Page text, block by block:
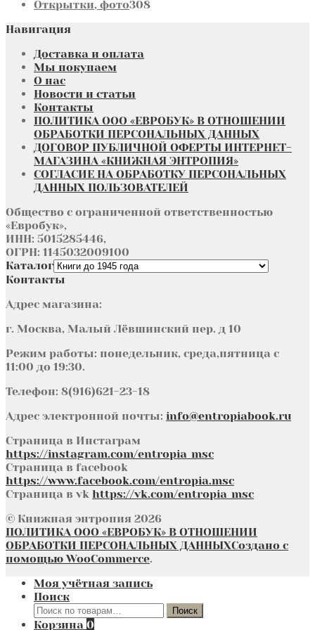
Открытки, фото308308
Навигация
Доставка и оплата
Мы покупаем
О нас
Новости и статьи
Контакты
ПОЛИТИКА ООО «ЕВРОБУК» В ОТНОШЕНИИ
ОБРАБОТКИ ПЕРСОНАЛЬНЫХ ДАННЫХ
ДОГОВОР ПУБЛИЧНОЙ ОФЕРТЫ ИНТЕРНЕТ-
МАГАЗИНА «КНИЖНАЯ ЭНТРОПИЯ»
СОГЛАСИЕ НА ОБРАБОТКУ ПЕРСОНАЛЬНЫХ
ДАННЫХ ПОЛЬЗОВАТЕЛЕЙ
Общество с ограниченной ответственностью
«Евробук»,
ИНН: 5015285446,
ОГРН: 1145032009100
Каталог
Контакты
Адрес магазина:
г. Москва, Малый Лёвшинский пер. д 10
Режим работы: понедельник, среда,пятница с
11:00 до 19:30.
Телефон: 8(916)621-23-18
Адрес электронной почты: info@entropiabook.ru
Страница в Инстаграм
https://instagram.com/entropia_msc
Страница в facebook
https://www.facebook.com/entropia.msc
Страница в vk https://vk.com/entropia_msc
© Книжная энтропия 2026
ПОЛИТИКА ООО «ЕВРОБУК» В ОТНОШЕНИИ
ОБРАБОТКИ ПЕРСОНАЛЬНЫХ ДАННЫХСоздано с
помощью WooCommerce.
Моя учётная запись
Поиск
Искать:
Поиск
Корзина 0